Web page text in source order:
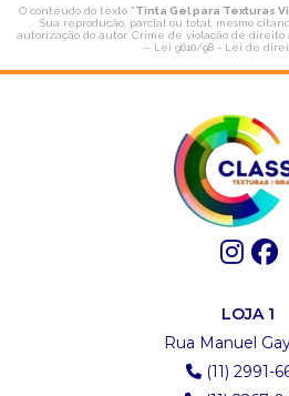
O conteúdo do texto "Tinta Gel para Texturas
Sua reprodução, parcial ou total, mesmo
autorização do autor. Crime de violação de direito
– Lei 9610/98 - Lei de
LOJA 1
Rua Manuel
(11) 2991-